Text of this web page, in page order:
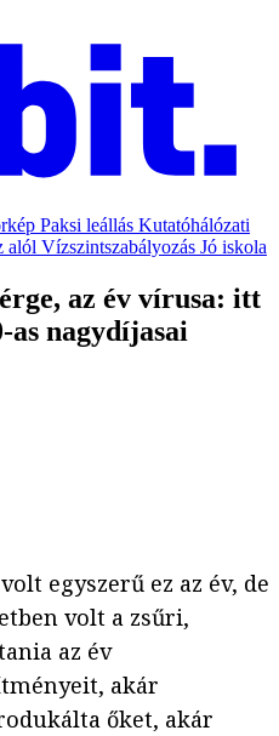
Paksi leállás Kutatóhálózati
alól Vízszintszabályozás Jó iskola
az év vírusa: itt
as nagydíjasai
egyszerű ez az év, de
volt a zsűri,
az év
akár
őket, akár